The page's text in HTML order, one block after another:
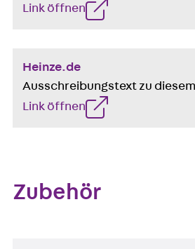
Link öffnen
Heinze.de
Ausschreibungstext zu
Link öffnen
Zubehör